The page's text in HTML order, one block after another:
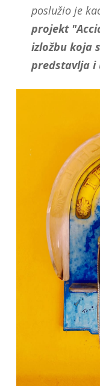
poslužio je
projekt
izložbu koja
predstavlja i